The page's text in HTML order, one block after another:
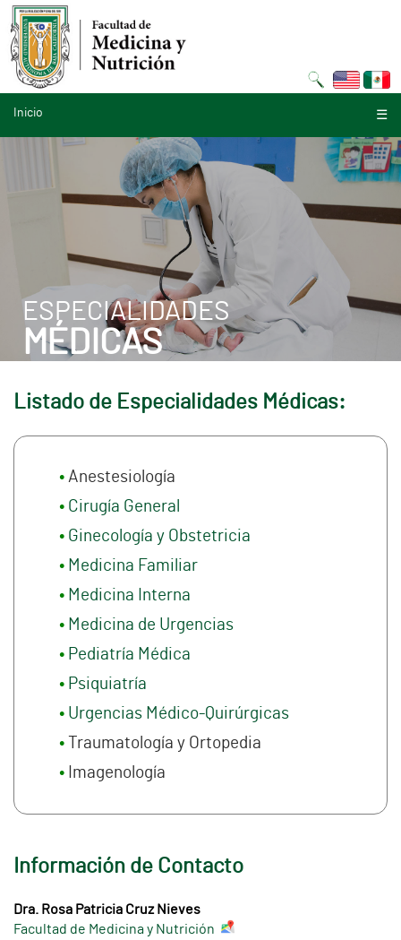
Inicio ☰
ESPECIALIDADES
MÉDICAS
Listado de Especialidades Médicas:
Anestesiología
Cirugía General
Ginecología y Obstetricia
Medicina Familiar
Medicina Interna
Medicina de Urgencias
Pediatría Médica
Psiquiatría
Urgencias Médico-Quirúrgicas
Traumatología y Ortopedia
Imagenología
Información de Contacto
Dra. Rosa Patricia Cruz Nieves
Facultad de Medicina y Nutrición